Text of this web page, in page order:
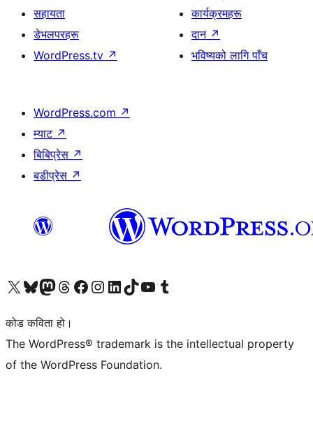
सहायता
डेभलपरहरू
WordPress.tv ↗
कार्यक्रमहरू
दान ↗
भविष्यको लागि पाँच
WordPress.com ↗
म्याट ↗
बिबिप्रेस ↗
बडीप्रेस ↗
हाम्रो X (पहिले ट्विटर) खातामा जानुहोस्
हाम्रो Bluesky खाता भ्रमण गर्नुहोस्
हाम्रो म्यास्टोडन खाता भ्रमण गर्नुहोस्
हाम्रो थ्रेड्स खातामा जानुहोस्
हाम्रो फेसबुक पेजमा जानुहोस्
हाम्रो इन्स्टाग्राम खातामा जानुहोस्
हाम्रो लिङ्क्डइन खातामा जानुहोस्
हाम्रो TikTok खाता भ्रमण गर्नुहोस्
हाम्रो युट्युब च्यानलमा जानुहोस्
हाम्रो टम्बलर खाता भ्रमण गर्नुहोस्
कोड कविता हो।
The WordPress® trademark is the intellectual property
of the WordPress Foundation.